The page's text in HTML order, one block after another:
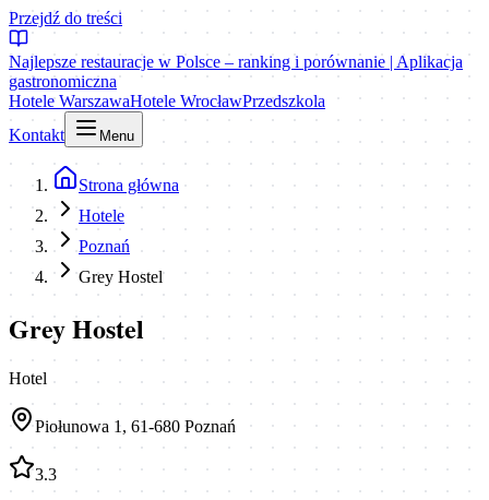
Przejdź do treści
Najlepsze restauracje w Polsce – ranking i porównanie | Aplikacja
gastronomiczna
Hotele WarszawaHotele WrocławPrzedszkola
Kontakt
Menu
Strona główna
Hotele
Poznań
Grey Hostel
Grey Hostel
Hotel
Piołunowa 1, 61-680 Poznań
3.3